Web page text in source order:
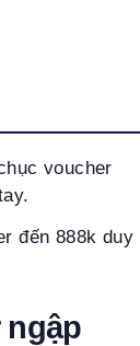
voucher
đến 888k duy
ngập